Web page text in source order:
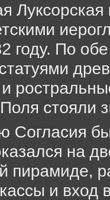
году. По
стояли
Согласия
на
пирамиде,
и вход